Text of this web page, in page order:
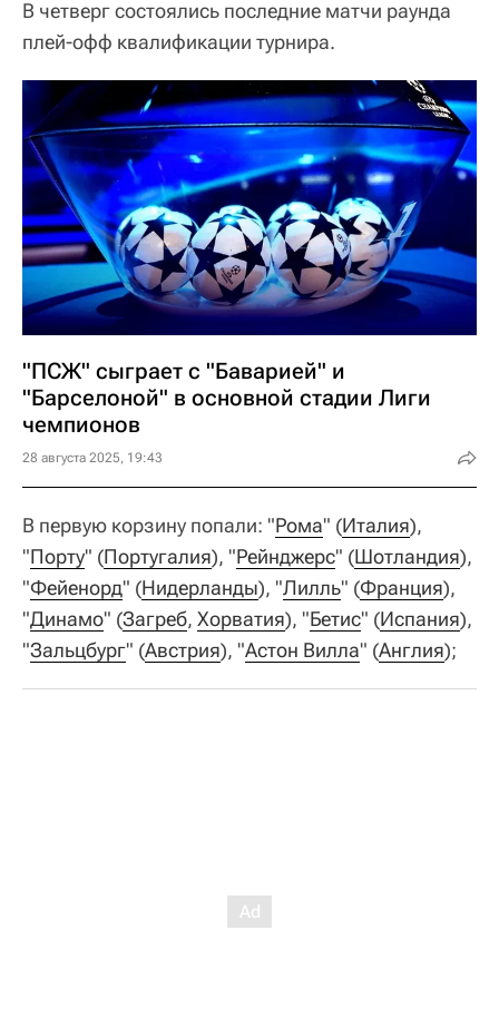
В четверг состоялись последние матчи раунда
плей-офф квалификации турнира.
"ПСЖ" сыграет с "Баварией" и
"Барселоной" в основной стадии Лиги
чемпионов
28 августа 2025, 19:43
В первую корзину попали: "Рома" (Италия),
"Порту" (Португалия), "Рейнджерс" (Шотландия),
"Фейенорд" (Нидерланды), "Лилль" (Франция),
"Динамо" (Загреб, Хорватия), "Бетис" (Испания),
"Зальцбург" (Австрия), "Астон Вилла" (Англия);